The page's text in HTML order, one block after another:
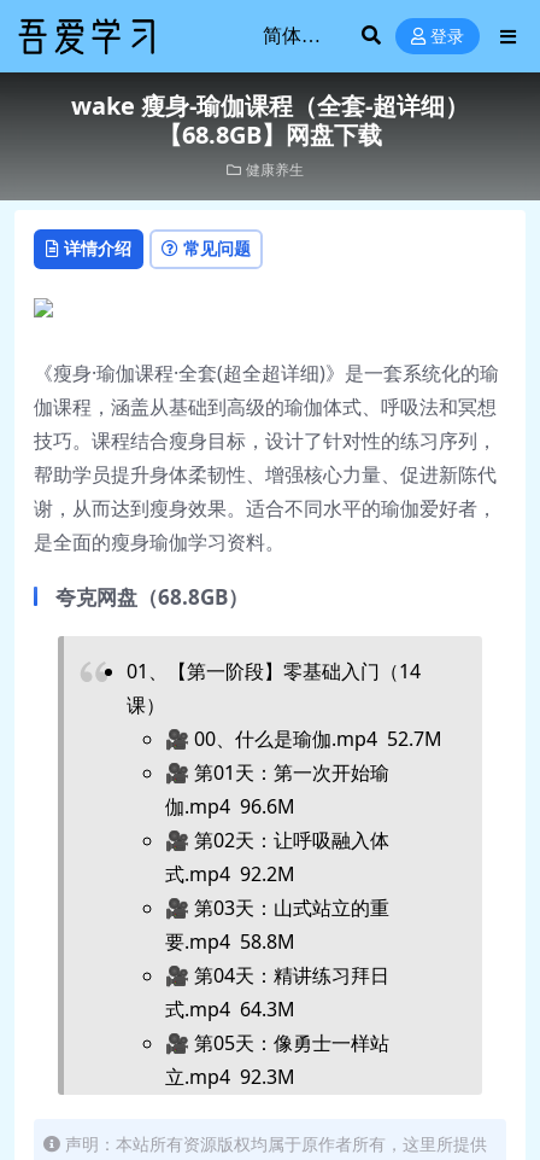
登录
wake 瘦身-瑜伽课程（全套-超详细）
【68.8GB】网盘下载
健康养生
详情介绍 常见问题
《瘦身·瑜伽课程·全套(超全超详细)》是一套系统化的瑜
伽课程，涵盖从基础到高级的瑜伽体式、呼吸法和冥想
技巧。课程结合瘦身目标，设计了针对性的练习序列，
帮助学员提升身体柔韧性、增强核心力量、促进新陈代
谢，从而达到瘦身效果。适合不同水平的瑜伽爱好者，
是全面的瘦身瑜伽学习资料。
夸克网盘（68.8GB）
01、【第一阶段】零基础入门（14
课）
🎥 00、什么是瑜伽.mp4 52.7M
🎥 第01天：第一次开始瑜
伽.mp4 96.6M
🎥 第02天：让呼吸融入体
式.mp4 92.2M
🎥 第03天：山式站立的重
要.mp4 58.8M
🎥 第04天：精讲练习拜日
式.mp4 64.3M
🎥 第05天：像勇士一样站
立.mp4 92.3M
注.mp4 93.8M
声明：本站所有资源版权均属于原作者所有，这里所提供